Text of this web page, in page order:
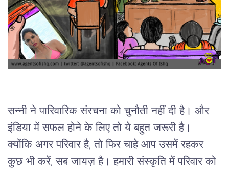
सन्नी ने पारिवारिक संरचना को चुनौती नहीं दी है। और
इंडिया में सफल होने के लिए तो ये बहुत जरूरी है।
क्योंकि अगर परिवार है, तो फिर चाहे आप उसमें रहकर
कुछ भी करें, सब जायज़ है। हमारी संस्कृति में परिवार को